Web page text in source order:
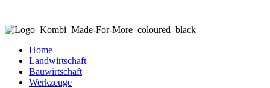
Home
Landwirtschaft
Bauwirtschaft
Werkzeuge